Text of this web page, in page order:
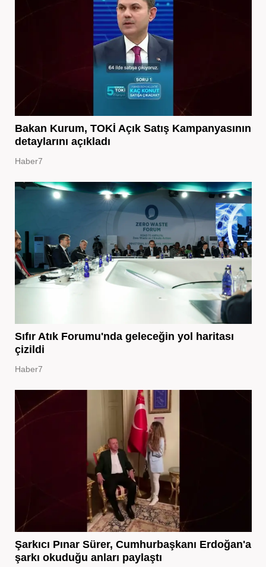
Bakan Kurum, TOKİ Açık Satış Kampanyasının
detaylarını açıkladı
Haber7
Sıfır Atık Forumu'nda geleceğin yol haritası
çizildi
Haber7
Şarkıcı Pınar Sürer, Cumhurbaşkanı Erdoğan'a
şarkı okuduğu anları paylaştı